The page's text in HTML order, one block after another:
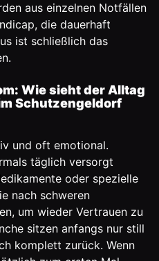
aus einzelnen Notfällen
die dauerhaft
ist schließlich das
Wie sieht der Alltag
Schutzengeldorf
und oft emotional.
täglich versorgt
oder spezielle
nach schweren
um wieder Vertrauen zu
sitzen anfangs nur still
komplett zurück. Wenn